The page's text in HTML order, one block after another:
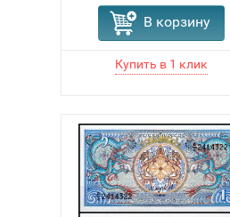
В корзину